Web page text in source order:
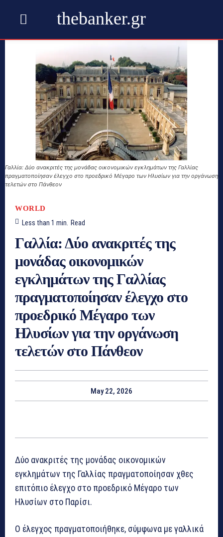
thebanker.gr
Γαλλία: Δύο ανακριτές της μονάδας οικονομικών εγκλημάτων της Γαλλίας
πραγματοποίησαν έλεγχο στο προεδρικό Μέγαρο των Ηλυσίων για την οργάνωση
τελετών στο Πάνθεον
WORLD
Less than 1 min. Read
Γαλλία: Δύο ανακριτές της
μονάδας οικονομικών
εγκλημάτων της Γαλλίας
πραγματοποίησαν έλεγχο στο
προεδρικό Μέγαρο των
Ηλυσίων για την οργάνωση
τελετών στο Πάνθεον
May 22, 2026
Δύο ανακριτές της μονάδας οικονομικών
εγκλημάτων της Γαλλίας πραγματοποίησαν χθες
επιτόπιο έλεγχο στο προεδρικό Μέγαρο των
Ηλυσίων στο Παρίσι.
Ο έλεγχος πραγματοποιήθηκε, σύμφωνα με γαλλικά